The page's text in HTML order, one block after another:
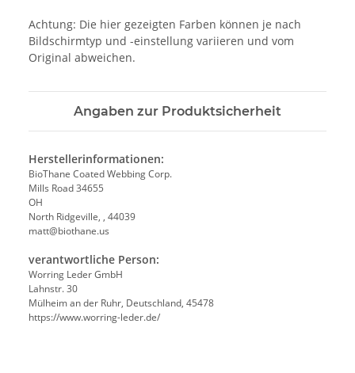
Achtung: Die hier gezeigten Farben können je nach
Bildschirmtyp und -einstellung variieren und vom
Original abweichen.
Angaben zur Produktsicherheit
Herstellerinformationen:
BioThane Coated Webbing Corp.
Mills Road 34655
OH
North Ridgeville, , 44039
matt@biothane.us
verantwortliche Person:
Worring Leder GmbH
Lahnstr. 30
Mülheim an der Ruhr, Deutschland, 45478
https://www.worring-leder.de/